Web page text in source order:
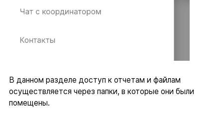
В данном разделе доступ к отчетам и файлам
осуществляется через папки, в которые они были
помещены.